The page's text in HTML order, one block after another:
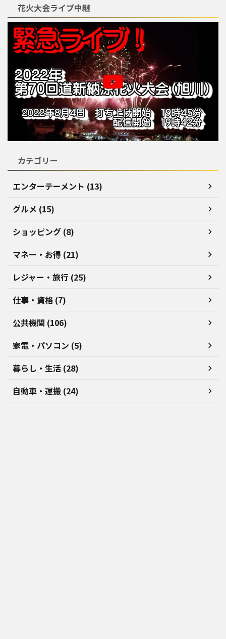
花火大会ライブ中継
カテゴリー
エンターテーメント (13)
グルメ (15)
ショッピング (8)
マネー・お得 (21)
レジャー・旅行 (25)
仕事・資格 (7)
公共機関 (106)
家電・パソコン (5)
暮らし・生活 (28)
自動車・運搬 (24)